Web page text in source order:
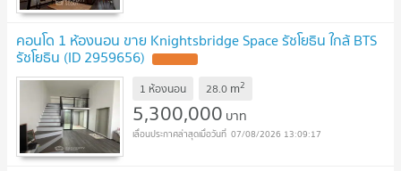
คอนโด 1 ห้องนอน ขาย Knightsbridge Space รัชโยธิน ใกล้ BTS
รัชโยธิน (ID 2959656)
1 ห้องนอน 28.0 m2
5,300,000 บาท
07/08/2026 13:09:17